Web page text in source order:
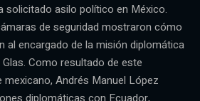
solicitado asilo político en México.
de seguridad mostraron cómo
al encargado de la misión diplomática
Como resultado de este
mexicano, Andrés Manuel López
diplomáticas con Ecuador,